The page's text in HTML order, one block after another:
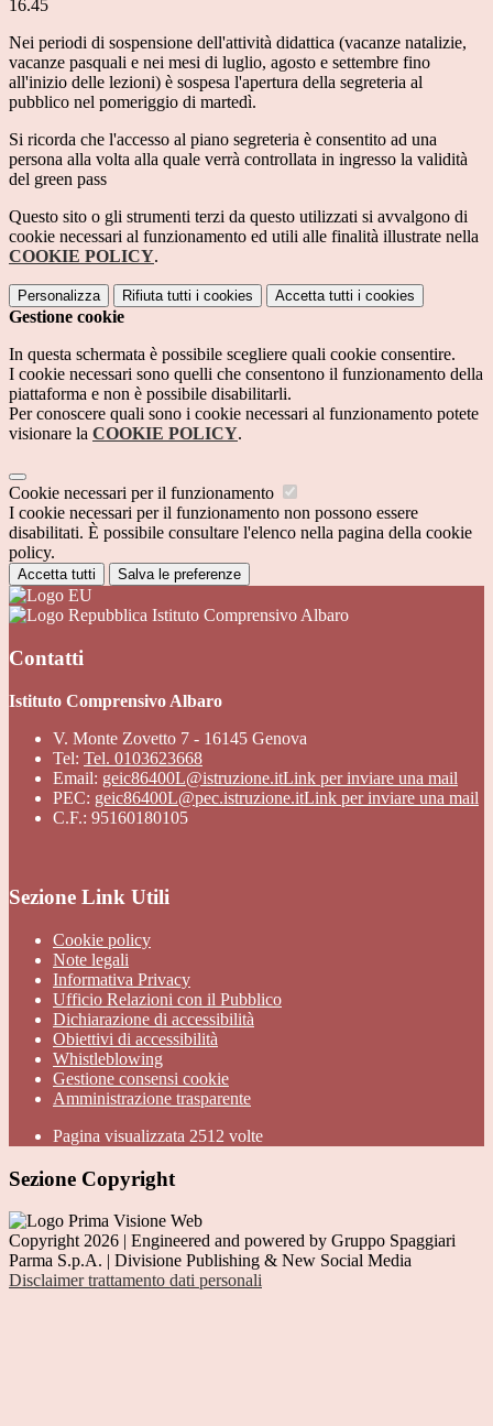
16.45
Nei periodi di sospensione dell'attività didattica (vacanze natalizie,
vacanze pasquali e nei mesi di luglio, agosto e settembre fino
all'inizio delle lezioni) è sospesa l'apertura della segreteria al
pubblico nel pomeriggio di martedì.
Si ricorda che l'accesso al piano segreteria è consentito ad una
persona alla volta alla quale verrà controllata in ingresso la validità
del green pass
Questo sito o gli strumenti terzi da questo utilizzati si avvalgono di
cookie necessari al funzionamento ed utili alle finalità illustrate nella
COOKIE POLICY.
Personalizza Rifiuta tutti i cookies Accetta tutti i cookies
Gestione cookie
In questa schermata è possibile scegliere quali cookie consentire.
I cookie necessari sono quelli che consentono il funzionamento della
piattaforma e non è possibile disabilitarli.
Per conoscere quali sono i cookie necessari al funzionamento potete
visionare la COOKIE POLICY.
Cookie necessari per il funzionamento
I cookie necessari per il funzionamento non possono essere
disabilitati. È possibile consultare l'elenco nella pagina della cookie
policy.
Accetta tutti Salva le preferenze
Istituto Comprensivo Albaro
Contatti
Istituto Comprensivo Albaro
V. Monte Zovetto 7 - 16145 Genova
Tel: Tel. 0103623668
Email: geic86400L@istruzione.itLink per inviare una mail
PEC: geic86400L@pec.istruzione.itLink per inviare una mail
C.F.: 95160180105
Sezione Link Utili
Cookie policy
Note legali
Informativa Privacy
Ufficio Relazioni con il Pubblico
Dichiarazione di accessibilità
Obiettivi di accessibilità
Whistleblowing
Gestione consensi cookie
Amministrazione trasparente
Pagina visualizzata 2512 volte
Sezione Copyright
Copyright 2026 | Engineered and powered by Gruppo Spaggiari
Parma S.p.A. | Divisione Publishing & New Social Media
Disclaimer trattamento dati personali